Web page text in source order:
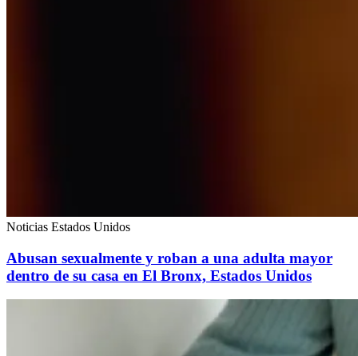
Noticias Estados Unidos
Abusan sexualmente y roban a una adulta mayor
dentro de su casa en El Bronx, Estados Unidos